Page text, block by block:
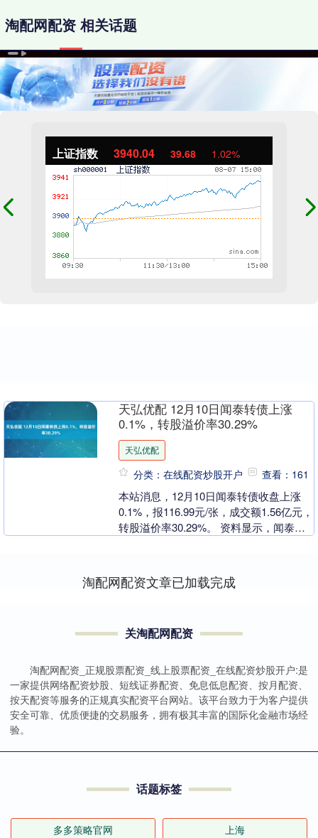
上证指数 3940.04 39.68 1.02%
淘配网配资 相关话题
天弘优配 12月10日闻泰转债上涨
0.1%，转股溢价率30.29%
天弘优配
分类：在线配资炒股开户 查看：161
本站消息，12月10日闻泰转债收盘上涨
0.1%，报116.99元/张，成交额1.56亿元，
转股溢价率30.29%。 资料显示，闻泰转
淘配网配资文章已加载完成
关淘配网配资
淘配网配资_正规股票配资_线上股票配资_在线配资炒股开户:是
一家提供网络配资炒股、短线证券配资、免息低息配资、按月配资、
按天配资等服务的正规真实配资平台网站。该平台致力于为客户提供
安全可靠、优质便捷的交易服务，拥有极其丰富的国际化金融市场经
验。
话题标签
多多策略官网 上海